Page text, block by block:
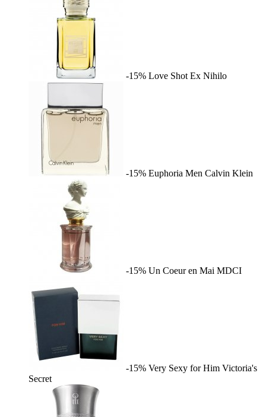
-15% Love Shot Ex Nihilo
-15% Euphoria Men Calvin Klein
-15% Un Coeur en Mai MDCI
-15% Very Sexy for Him Victoria's
Secret